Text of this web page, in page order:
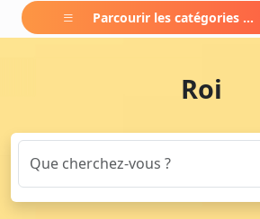
Parcourir les catégories ...
Roi